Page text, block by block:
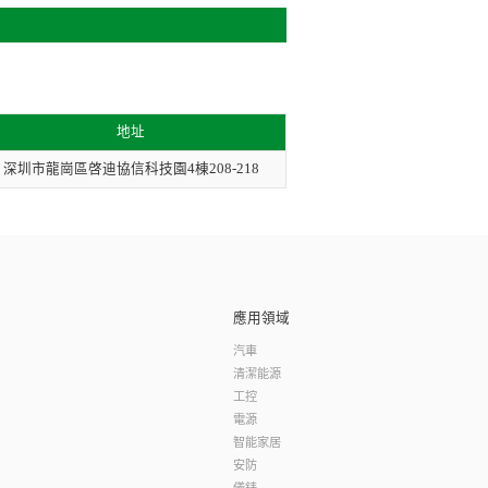
地址
深圳市龍崗區啓迪協信科技園4棟208-218
應用領域
汽車
清潔能源
工控
電源
智能家居
安防